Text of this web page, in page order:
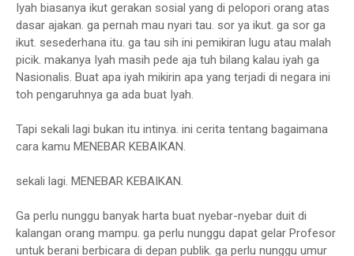
Iyah biasanya ikut gerakan sosial yang di pelopori orang atas
dasar ajakan. ga pernah mau nyari tau. sor ya ikut. ga sor ga
ikut. sesederhana itu. ga tau sih ini pemikiran lugu atau malah
picik. makanya Iyah masih pede aja tuh bilang kalau iyah ga
Nasionalis. Buat apa iyah mikirin apa yang terjadi di negara ini
toh pengaruhnya ga ada buat Iyah.
Tapi sekali lagi bukan itu intinya. ini cerita tentang bagaimana
cara kamu MENEBAR KEBAIKAN.
sekali lagi. MENEBAR KEBAIKAN.
Ga perlu nunggu banyak harta buat nyebar-nyebar duit di
kalangan orang mampu. ga perlu nunggu dapat gelar Profesor
untuk berani berbicara di depan publik. ga perlu nunggu umur